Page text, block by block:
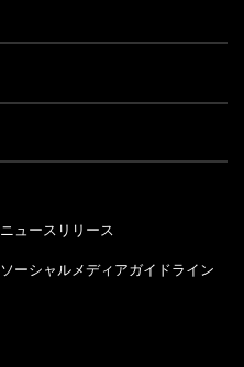
ニュースリリース
ソーシャルメディアガイドライン